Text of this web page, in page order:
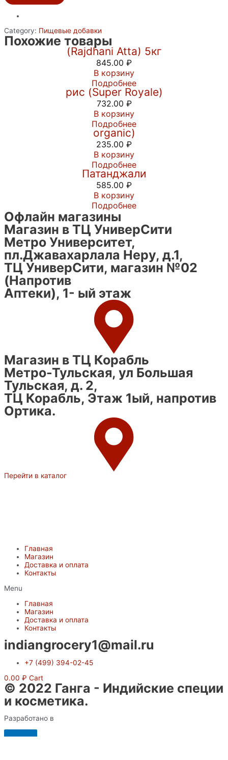
Category: Пищевые добавки
Похожие товары
Мука пшеничная грубого помола
(Rajdhani Atta) 5кг
845.00 ₽
В корзину
Подробнее
Индийский Королевский Басмати
рис (Super Royale)
732.00 ₽
В корзину
Подробнее
Пальмовый сахар джаггери (Jaggery
organic)
235.00 ₽
В корзину
Подробнее
Шампунь Кеш Канти Рита от фирмы
Патанджали
585.00 ₽
В корзину
Подробнее
Офлайн магазины
Магазин в ТЦ УниверСити
Метро Университет,
пл.Джавахарлала Неру, д.1,
ТЦ УниверСити, магазин №02
(Напротив
Аптеки), 1- ый этаж
Магазин в ТЦ Корабль
Метро-Тульская, ул Большая
Тульская, д. 2,
ТЦ Корабль, Этаж 1ый, напротив
Ортика.
Перейти в каталог
Главная
Магазин
Доставка и оплата
Контакты
Menu
Главная
Магазин
Доставка и оплата
Контакты
indiangrocery1@mail.ru
+7 (499) 394-02-45
0.00 ₽ Cart
© 2022 Ганга - Индийские специи
и косметика.
Разработано в